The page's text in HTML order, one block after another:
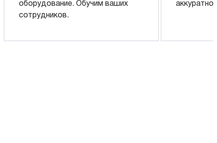
оборудование. Обучим ваших
сотрудников.
аккуратно